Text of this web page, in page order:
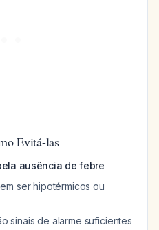
Evitá-las
ausência de febre
ser hipotérmicos ou
sinais de alarme suficientes